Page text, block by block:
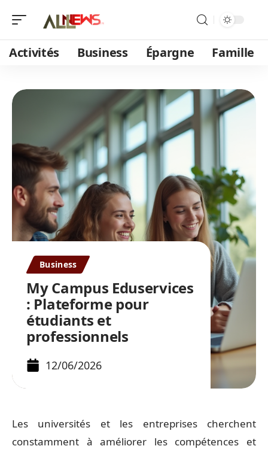
Activités Business Épargne Famille
Business
My Campus Eduservices
: Plateforme pour
étudiants et
professionnels
12/06/2026
Les universités et les entreprises cherchent
constamment à améliorer les compétences et